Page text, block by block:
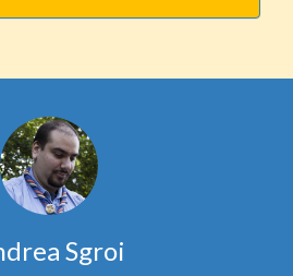
Sgroi